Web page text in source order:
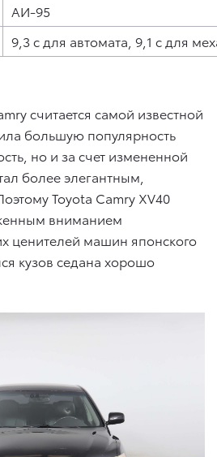
АИ-95
9,3 с для автомата, 9,1 с для
считается самой известной
большую популярность
но и за счет измененной
более элегантным,
Toyota Camry XV40
вниманием
ценителей машин японского
кузов седана хорошо